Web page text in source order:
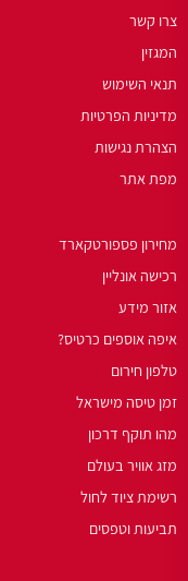
צרו קשר
המגזין
תנאי השימוש
מדיניות הפרטיות
הצהרת נגישות
מפת אתר
מחירון פספורטקארד
רכישה אונליין
אזור מידע
איפה אוספים כרטיס?
טלפון חירום
זמן טיסה מישראל
מהו תוקף דרכון
מזג אוויר בעולם
רשימת ציוד לחול
תביעות וטפסים